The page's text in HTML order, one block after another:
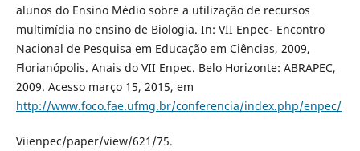
alunos do Ensino Médio sobre a utilização de recursos
multimídia no ensino de Biologia. In: VII Enpec- Encontro
Nacional de Pesquisa em Educação em Ciências, 2009,
Florianópolis. Anais do VII Enpec. Belo Horizonte: ABRAPEC,
2009. Acesso março 15, 2015, em
http://www.foco.fae.ufmg.br/conferencia/index.php/enpec/
Viienpec/paper/view/621/75.